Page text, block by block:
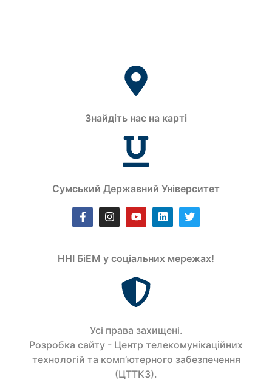
Знайдіть нас на карті
Сумський Державний Університет
ННІ БіЕМ у соціальних мережах!
Усi права захищенi.
Розробка сайту - Центр телекомунікаційних
технологій та комп’ютерного забезпечення
(ЦТТКЗ).